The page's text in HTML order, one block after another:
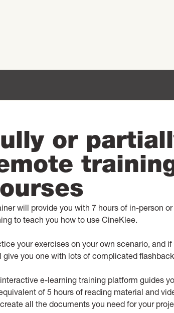
or
will provide you with 7 hours of in-person
to teach you how to use CineKlee.
your exercises on your own scenario, and if
give you one with lots of complicated
e-learning training platform guides
of 5 hours of reading material and
all the documents you need for your